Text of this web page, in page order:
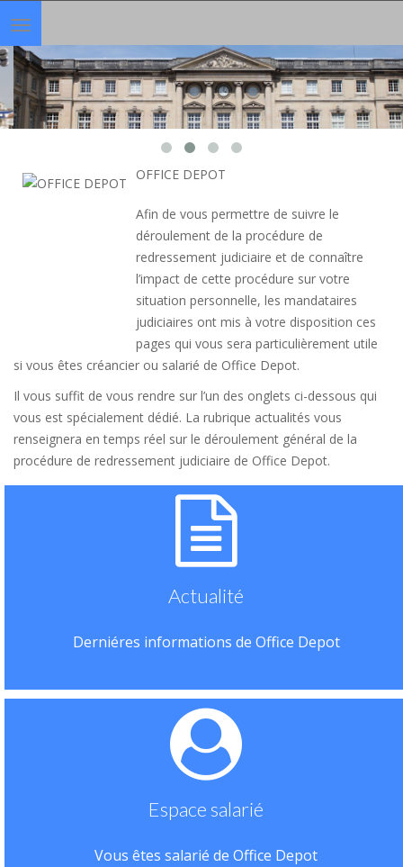
Toggle
navigation
OFFICE DEPOT
Afin de vous permettre de suivre le
déroulement de la procédure de
redressement judiciaire et de connaître
l’impact de cette procédure sur votre
situation personnelle, les mandataires
judiciaires ont mis à votre disposition ces
pages qui vous sera particulièrement utile
si vous êtes créancier ou salarié de Office Depot.
Il vous suffit de vous rendre sur l’un des onglets ci-dessous qui
vous est spécialement dédié. La rubrique actualités vous
renseignera en temps réel sur le déroulement général de la
procédure de redressement judiciaire de Office Depot.
Actualité
Derniéres informations de Office Depot
Espace salarié
Vous êtes salarié de Office Depot